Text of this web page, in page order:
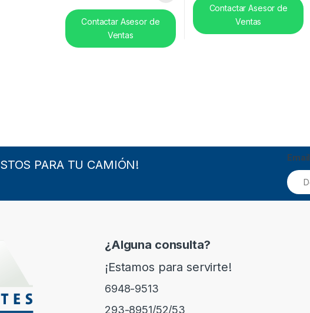
Contactar Asesor de
Ventas
Contactar Asesor de
Ventas
PARA TU CAMIÓN!
Email
¿Alguna consulta?
¡Estamos para servirte!
6948-9513
293-8951/52/53